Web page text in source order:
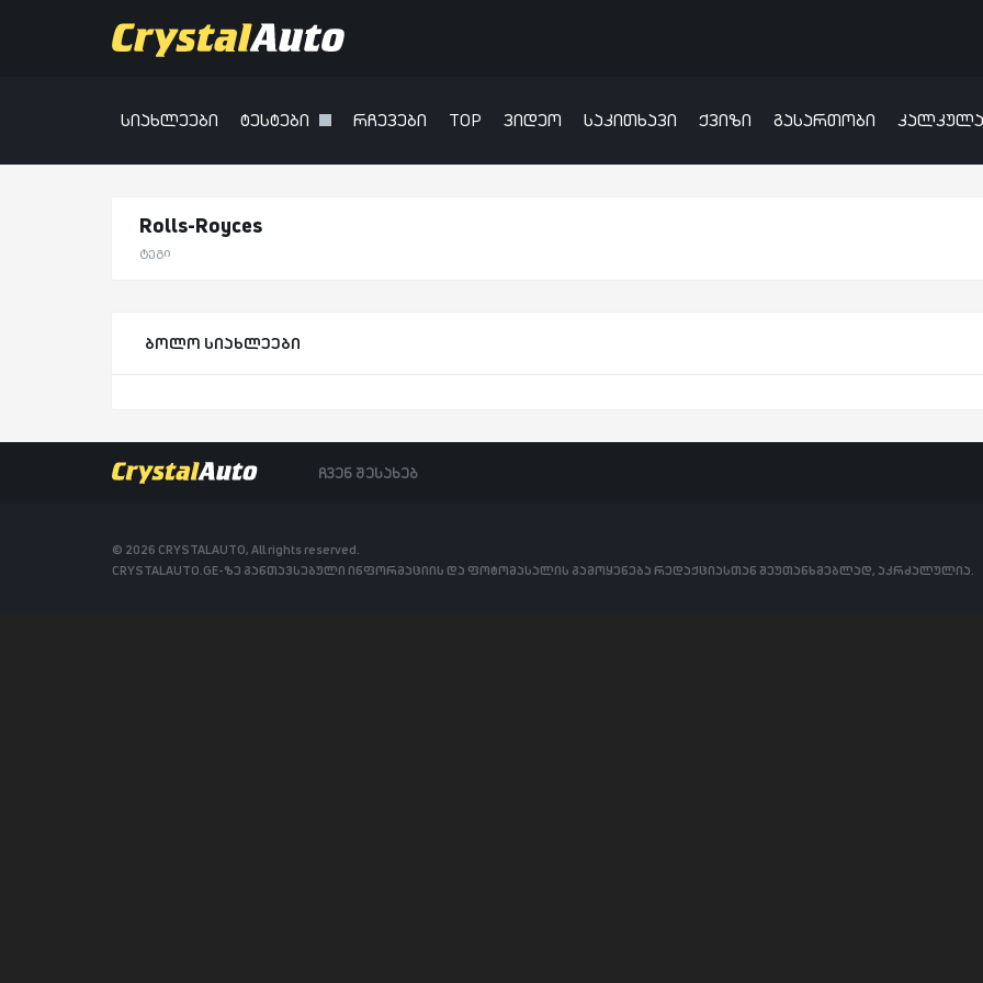
სიახლეები ტესტები რჩევები TOP ვიდეო საკითხავი ქვიზი გასართობი
Rolls-Royces
ტეგი
ბოლო სიახლეები
ჩვენ შესახებ
© 2026 CRYSTALAUTO, All rights reserved.
CRYSTALAUTO.GE-ზე განთავსებული ინფორმაციის და ფოტომასალის გამოყენება რედაქციასთან შეუთანხმებლად, აკრძალულია.